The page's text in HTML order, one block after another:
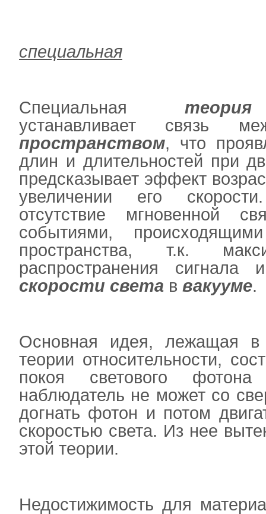
специальная
Специальная теория
устанавливает связь
пространством, что
длин и длительностей при
предсказывает эффект
увеличении его
отсутствие мгновенной
событиями,
пространства, т.к.
распространения сигнала
скорости света в вакууме.
Основная идея, лежащая в
теории относительности,
покоя светового
наблюдатель не может со
догнать фотон и потом
скоростью света. Из нее
этой теории.
Недостижимость для